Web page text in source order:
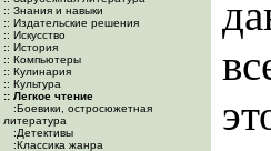
:: Знания и навыки
:: Издательские решения
:: Искусство
:: История
:: Компьютеры
:: Кулинария
:: Культура
:: Легкое чтение
:Боевики, остросюжетная
литература
:Детективы
:Классика жанра